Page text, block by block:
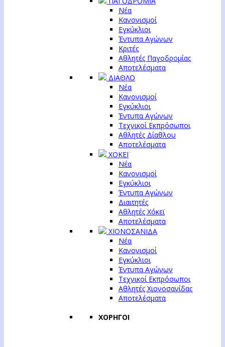
Νέα
Κανονισμοί
Εγκύκλιοι
Έντυπα Αγώνων
Κριτές
Αθλητές Παγοδρομίας
Αποτελέσματα
ΔΙΑΘΛΟ
Νέα
Κανονισμοί
Εγκύκλιοι
Έντυπα Αγώνων
Τεχνικοί Εκπρόσωποι
Αθλητές Δίαθλου
Αποτελέσματα
ΧΟΚΕΪ
Νέα
Κανονισμοί
Εγκύκλιοι
Έντυπα Αγώνων
Διαιτητές
Αθλητές Χόκεϊ
Αποτελέσματα
ΧΙΟΝΟΣΑΝΙΔΑ
Νέα
Κανονισμοί
Εγκύκλιοι
Έντυπα Αγώνων
Τεχνικοί Εκπρόσωποι
Αθλητές Χιονοσανίδας
Αποτελέσματα
ΧΟΡΗΓΟΙ